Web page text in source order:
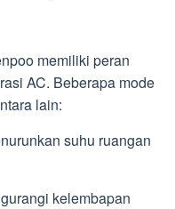
memiliki peran
AC. Beberapa mode
lain:
suhu ruangan
kelembapan